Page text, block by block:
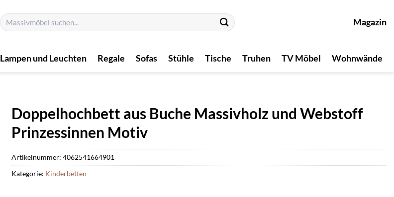
Suchen
nach:
Magazin
Lampen und Leuchten Regale Sofas Stühle Tische Truhen TV Möbel Wohnwände
Doppelhochbett aus Buche Massivholz und Webstoff
Prinzessinnen Motiv
Artikelnummer: 4062541664901
Kategorie: Kinderbetten